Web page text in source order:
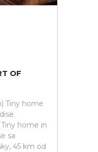
OF
Tiny home
home in
sa
45 km od